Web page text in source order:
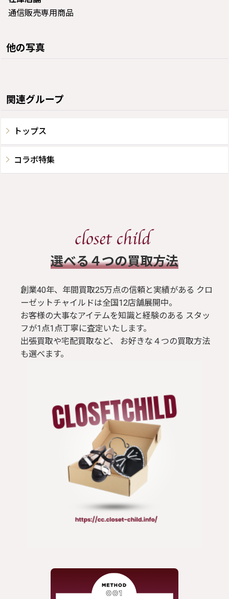
通信販売専用商品
他の写真
関連グループ
トップス
コラボ特集
​選べる４つの買取方法
創業40年、年間買取25万点の信頼と実績がある クロ
ーゼットチャイルドは全国12店舗展開中。
お客様の大事なアイテムを知識と経験のある スタッ
フが1点1点丁寧に査定いたします。
出張買取や宅配買取など、 お好きな４つの買取方法
も選べます。